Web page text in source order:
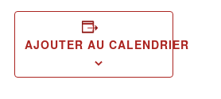
AJOUTER AU CALENDRIER